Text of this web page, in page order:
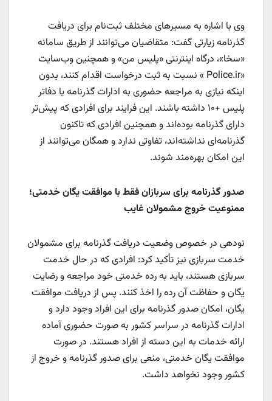
وی با اشاره به مسیرهای مختلف ثبت‌نام برای دریافت
گذرنامه زیارتی گفت: متقاضیان می‌توانند از طریق سامانه
«سخا»، درگاه اینترنتی «پلیس من» و همچنین وب‌سایت
«Police.ir » نسبت به ثبت درخواست اقدام کنند، بدون
اینکه نیازی به مراجعه حضوری به ادارات گذرنامه یا دفاتر
پلیس +۱۰ داشته باشند. این فرایند برای افرادی که پیش‌تر
دارای گذرنامه بوده‌اند و همچنین افرادی که تاکنون
گذرنامه‌ای نداشته‌اند، تفاوتی ندارد و همگان می‌توانند از
این امکان بهره‌مند شوند.
صدور گذرنامه برای سربازان فقط با موافقت یگان خدمتی؛
ممنوعیت خروج مشمولان غایب
نودهی در خصوص وضعیت دریافت گذرنامه برای مشمولان
خدمت سربازی نیز تأکید کرد: افرادی که در حال خدمت
سربازی هستند، باید به رده خدمتی خود مراجعه و رضایت
یگان و حفاظت آن رده را اخذ کنند. پس از دریافت موافقت
یگان، امکان صدور گذرنامه برای این افراد وجود دارد و
ادارات گذرنامه در سراسر کشور به صورت حضوری آماده
ارائه خدمات به این دسته از افراد هستند. در صورت
موافقت یگان خدمتی، منعی برای صدور گذرنامه و خروج از
کشور وجود نخواهد داشت.